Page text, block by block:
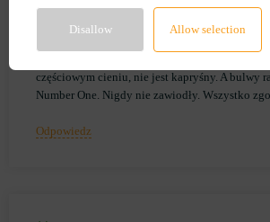
częściowym cieniu, nie jest kapryśny. A bulwy
Number One. Nigdy nie zawiodły. Wszystko
Odpowiedz
Disallow Allow selection